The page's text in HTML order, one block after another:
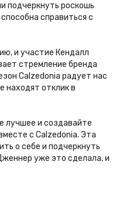
подчеркнуть роскошь
справиться с
и участие Кендалл
стремление бренда
Calzedonia радует нас
находят отклик в
лучшее и создавайте
с Calzedonia. Эта
о себе и подчеркнуть
уже это сделала, и